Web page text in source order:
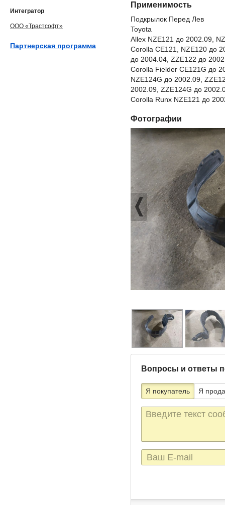
Применимость
Подкрылок Перед Лев
Toyota
Allex NZE121 до 2002.09,
Corolla CE121, NZE120 до
до 2004.04, ZZE122 до
Corolla Fielder CE121G до
NZE124G до 2002.09,
2002.09, ZZE124G до
Corolla Runx NZE121 до
Фотографии
Вопросы и ответы
Я покупатель Я
Текст
сообщения
E-
mail
Интегратор
ООО «Трастсофт»
Партнерская программа